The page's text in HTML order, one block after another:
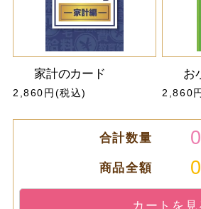
家計のカード
2,860円(税込)
お
2,860
合計数量 0
商品全額 0
カートを見